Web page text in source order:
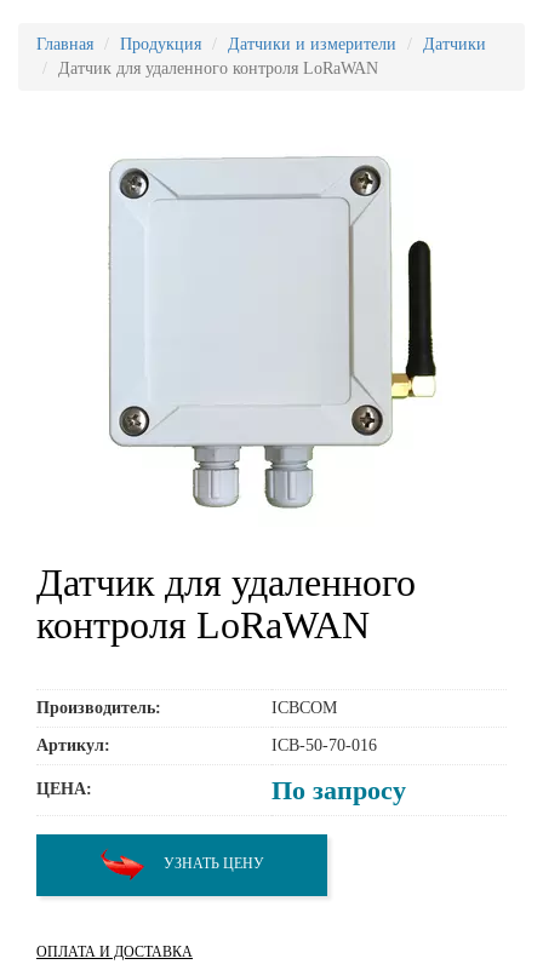
Главная Продукция Датчики и измерители
Датчики
Датчик для удаленного контроля LoRaWAN
Датчик для удаленного
контроля LoRaWAN
Производитель: ICBCOM
Артикул: ICB-50-70-016
ЦЕНА: По запросу
УЗНАТЬ ЦЕНУ
ОПЛАТА И ДОСТАВКА